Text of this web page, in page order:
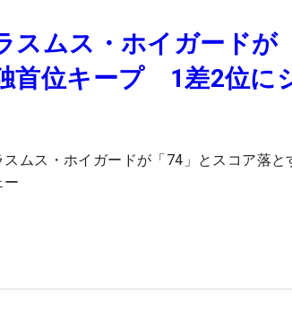
スムス・ホイガードが
首位キープ 1差2位に
スムス・ホイガードが「74」とスコア落
ー